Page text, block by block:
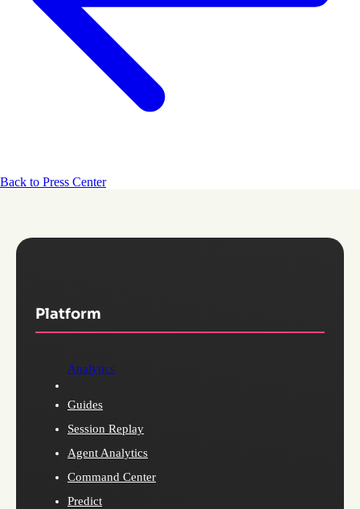
Back to Press Center
Platform
Analytics
Guides
Session Replay
Agent Analytics
Command Center
Predict